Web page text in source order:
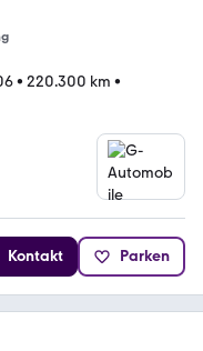
• 220.300 km •
Kontakt Parken